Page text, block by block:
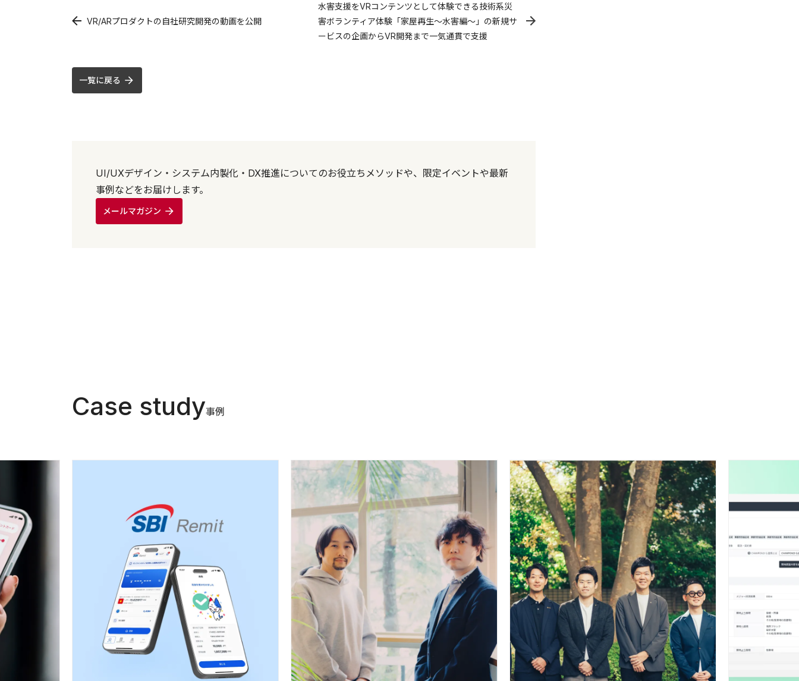
VR/ARプロダクトの自社研究開発の動画を公開
水害支援をVRコンテンツとして体験できる技術系災
害ボランティア体験「家屋再生〜水害編〜」の新規サ
ービスの企画からVR開発まで一気通貫で支援
一覧に戻る
UI/UXデザイン・システム内製化・DX推進についてのお役立ちメソッドや、限定イベントや最新
事例などをお届けします。
メールマガジン
Case study事例